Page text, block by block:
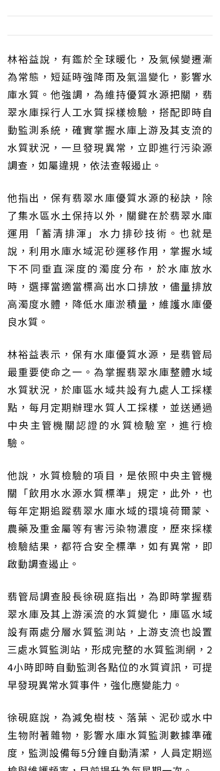
林裕益說，有鑑於全球暖化，及氣候變遷漸
為常態，短延時強降雨及氣溫變化，影響水
庫水質。他強調，為維持優質水源把關，翡
翠水庫採行人工水質採樣檢驗，搭配即時自
動監測系統，確實掌握水庫上游及其支流的
水質狀況，一旦發現異常，立即進行污染源
調查，如屬違規，依法查報遏止。
他指出，保有翡翠水庫優質水源的秘訣，除
了集水區水土保持以外，關鍵在於翡翠水庫
運用「蓄清排渾」水力排砂技術。也就是
說，利用水庫水域泥砂運移作用，掌握水域
下不同垂直深度的濁度分布，於水庫放水
時，選擇當適當標高出水口排放，儘量排放
高濁度水體，降低水庫淤積量，維護水庫優
良水質。
林裕益表示，保有水庫優質水源，是翡管局
最重要使命之一。為掌握翡翠水庫整體水域
水質狀況，於庫區水域共設有九處人工採樣
點，每月定期辦理水質人工採樣，並送通過
中央主管機關認證的水質檢驗室，進行檢
驗。
他說，水質檢驗的項目，是依照中央主管機
關「飲用水水源水質標準」規定，此外，也
每年定期追蹤翡翠水庫水域的環境荷爾蒙、
農藥及重金屬等有害污染物濃度，歷來採樣
檢驗結果，都符合安全標準，如有異常，即
啟動調查遏止。
翡管局調查股長徐硯庭指出，為即時掌握翡
翠水庫及其上游溪流的水質變化，庫區水域
設有兩處分層水質監測站，上游支流也設置
三處水質監測站，形成完整的水質監測網，2
4小時即時自動監測各點位的水質資訊，可提
早發現異常水質事件，強化應變能力。
徐硯庭說，為減免樹枝、落葉、泥砂或水中
生物附著雜物，影響水庫水質監測數據準確
度，監測設備每5分鐘自動清潔，人員定期巡